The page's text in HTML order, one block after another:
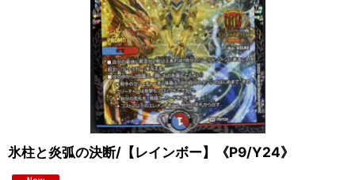
氷柱と炎弧の決断/【レインボー】《P9/Y24》